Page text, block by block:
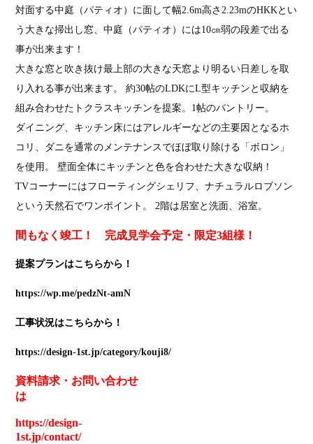
対面する中庭（パティオ）に面して幅2.6m高さ2.23mのHKKとい
う大きな掃出し窓、中庭（パティオ）には10㎝弱の段差で出る
事が出来ます！
大きな窓と吹き抜け最上部の大きな天窓より明るい日差しを取
り入れる事が出来ます。 約30帖のLDKにL型キッチンと収納を
組み合わせたトクラスキッチンを提案。1帖のパントリー。
ダイニング、キッチン床にはアレルギーなどの主要因となるホ
コリ、ダニを通常のメンテナンスでほぼ取り除ける「ボロン」
を使用。 壁面全体にキッチンと色を合わせた大きな収納！
TVコーナーにはフローティングシェリフ、ナチュラルロブソン
という天然石でワンポイント。 2階は居室と洗面、浴室。
間もなく竣工！ 完成見学会予定・限定3組様！
提案プランはこちらから！
https://wp.me/pedzNt-amN
工事状況はこちらから！
https://design-1st.jp/category/kouji8/
資料請求・ お問い合わせ
は
https://design-
1st.jp/contact/